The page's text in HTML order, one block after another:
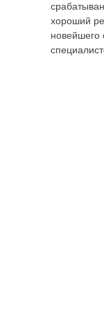
хороший
новейшего